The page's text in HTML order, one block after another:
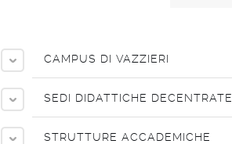
CAMPUS DI VAZZIERI
SEDI DIDATTICHE DECENTRATE
STRUTTURE ACCADEMICHE